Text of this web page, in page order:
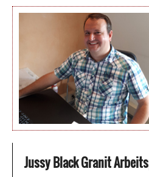
Jussy Black Granit